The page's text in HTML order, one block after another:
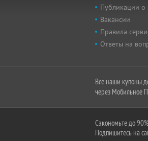
Публикации о
Вакансии
Правила
Ответы на
Все наши купоны
через Мобильное
Сэкономьте до
Подпишитесь на